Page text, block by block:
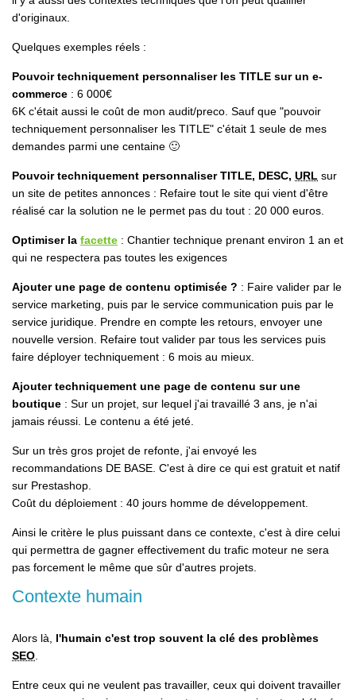
d'originaux.
Quelques exemples réels :
Pouvoir techniquement personnaliser les TITLE sur un e-
commerce : 6 000€
6K c'était aussi le coût de mon audit/preco. Sauf que "pouvoir
techniquement personnaliser les TITLE" c'était 1 seule de mes
demandes parmi une centaine 🙂
Pouvoir techniquement personnaliser TITLE, DESC, URL sur
un site de petites annonces : Refaire tout le site qui vient d'être
réalisé car la solution ne le permet pas du tout : 20 000 euros.
Optimiser la facette : Chantier technique prenant environ 1 an et
qui ne respectera pas toutes les exigences
Ajouter une page de contenu optimisée ? : Faire valider par le
service marketing, puis par le service communication puis par le
service juridique. Prendre en compte les retours, envoyer une
nouvelle version. Refaire tout valider par tous les services puis
faire déployer techniquement : 6 mois au mieux.
Ajouter techniquement une page de contenu sur une
boutique : Sur un projet, sur lequel j'ai travaillé 3 ans, je n'ai
jamais réussi. Le contenu a été jeté.
Sur un très gros projet de refonte, j'ai envoyé les
recommandations DE BASE. C'est à dire ce qui est gratuit et natif
sur Prestashop.
Coût du déploiement : 40 jours homme de développement.
Ainsi le critère le plus puissant dans ce contexte, c'est à dire celui
qui permettra de gagner effectivement du trafic moteur ne sera
pas forcement le même que sûr d'autres projets.
Contexte humain
Alors là, l'humain c'est trop souvent la clé des problèmes
SEO
Entre ceux qui ne veulent pas travailler, ceux qui doivent travailler